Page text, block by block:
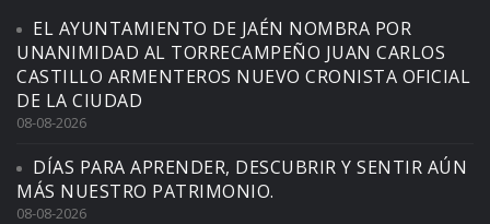
EL AYUNTAMIENTO DE JAÉN NOMBRA POR
UNANIMIDAD AL TORRECAMPEÑO JUAN CARLOS
CASTILLO ARMENTEROS NUEVO CRONISTA OFICIAL
DE LA CIUDAD
08-08-2026
DÍAS PARA APRENDER, DESCUBRIR Y SENTIR AÚN
MÁS NUESTRO PATRIMONIO.
08-08-2026